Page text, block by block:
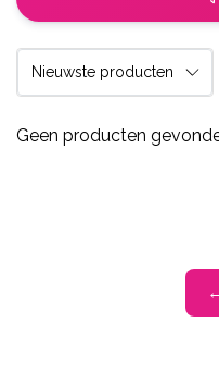
Geen producten